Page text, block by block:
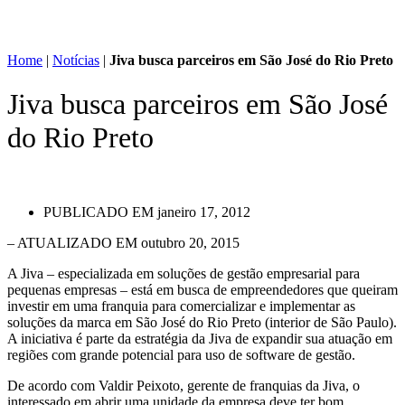
Home | Notícias | Jiva busca parceiros em São José do Rio Preto
Jiva busca parceiros em São José
do Rio Preto
PUBLICADO EM janeiro 17, 2012
– ATUALIZADO EM outubro 20, 2015
A Jiva – especializada em soluções de gestão empresarial para
pequenas empresas – está em busca de empreendedores que queiram
investir em uma franquia para comercializar e implementar as
soluções da marca em São José do Rio Preto (interior de São Paulo).
A iniciativa é parte da estratégia da Jiva de expandir sua atuação em
regiões com grande potencial para uso de software de gestão.
De acordo com Valdir Peixoto, gerente de franquias da Jiva, o